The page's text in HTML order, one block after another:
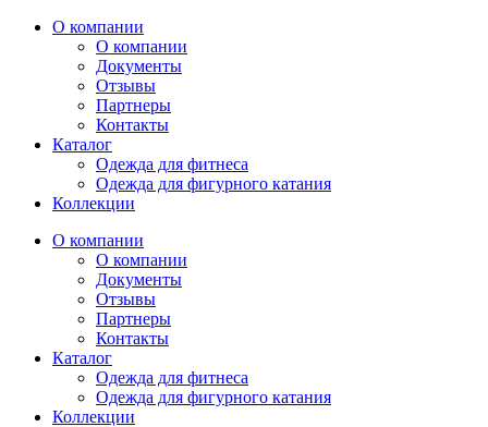
О компании
О компании
Документы
Отзывы
Партнеры
Контакты
Каталог
Одежда для фитнеса
Одежда для фигурного катания
Коллекции
О компании
О компании
Документы
Отзывы
Партнеры
Контакты
Каталог
Одежда для фитнеса
Одежда для фигурного катания
Коллекции